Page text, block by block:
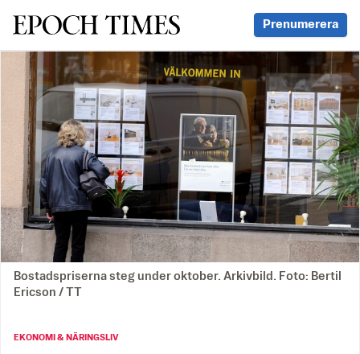
Svenska Epoch Times Prenumerera
Bostadspriserna steg under oktober. Arkivbild. Foto: Bertil
Ericson / TT
EKONOMI & NÄRINGSLIV